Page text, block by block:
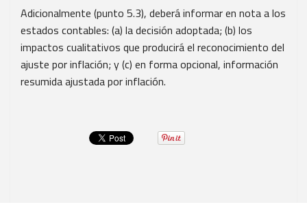
Adicionalmente (punto 5.3), deberá informar en nota a los
estados contables: (a) la decisión adoptada; (b) los
impactos cualitativos que producirá el reconocimiento del
ajuste por inflación; y (c) en forma opcional, información
resumida ajustada por inflación.